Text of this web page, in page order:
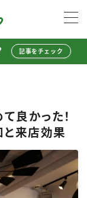
記事をチェック
良かった！
来店効果